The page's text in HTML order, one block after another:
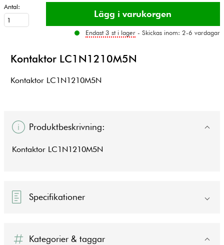
Antal:
Endast 3 st i lager - Skickas inom: 2-6 vardagar
Kontaktor LC1N1210M5N
Kontaktor LC1N1210M5N
Produktbeskrivning:
Kontaktor LC1N1210M5N
Specifikationer
Kategorier & taggar